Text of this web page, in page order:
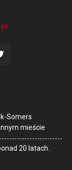
Somers
mieście
20 latach.